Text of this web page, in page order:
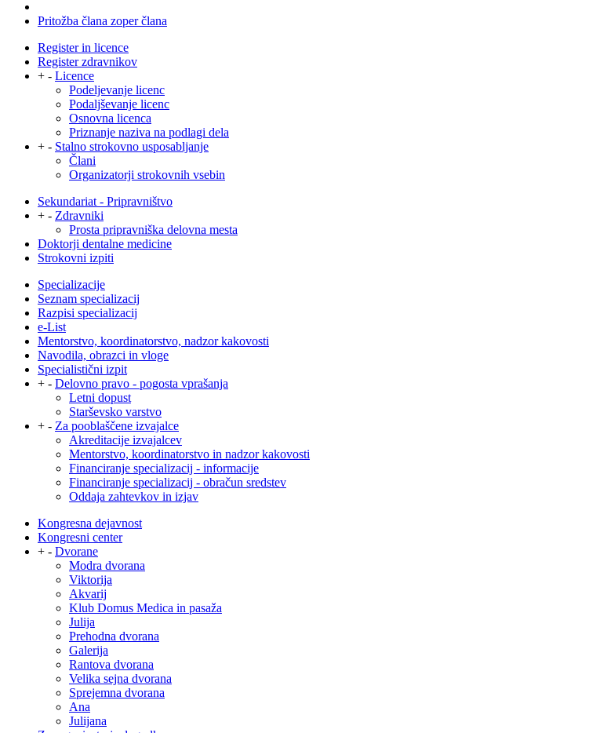
Pritožba člana zoper člana
Register in licence
Register zdravnikov
+ - Licence
Podeljevanje licenc
Podaljševanje licenc
Osnovna licenca
Priznanje naziva na podlagi dela
+ - Stalno strokovno usposabljanje
Člani
Organizatorji strokovnih vsebin
Sekundariat - Pripravništvo
+ - Zdravniki
Prosta pripravniška delovna mesta
Doktorji dentalne medicine
Strokovni izpiti
Specializacije
Seznam specializacij
Razpisi specializacij
e-List
Mentorstvo, koordinatorstvo, nadzor kakovosti
Navodila, obrazci in vloge
Specialistični izpit
+ - Delovno pravo - pogosta vprašanja
Letni dopust
Starševsko varstvo
+ - Za pooblaščene izvajalce
Akreditacije izvajalcev
Mentorstvo, koordinatorstvo in nadzor kakovosti
Financiranje specializacij - informacije
Financiranje specializacij - obračun sredstev
Oddaja zahtevkov in izjav
Kongresna dejavnost
Kongresni center
+ - Dvorane
Modra dvorana
Viktorija
Akvarij
Klub Domus Medica in pasaža
Julija
Prehodna dvorana
Galerija
Rantova dvorana
Velika sejna dvorana
Sprejemna dvorana
Ana
Julijana